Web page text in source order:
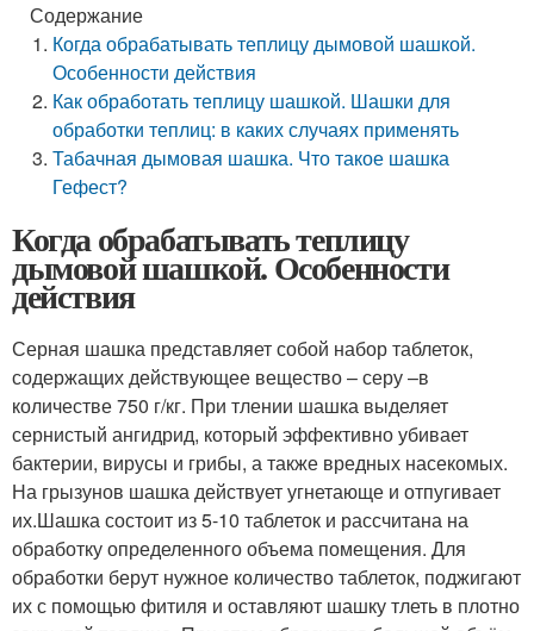
Содержание
Когда обрабатывать теплицу дымовой шашкой.
Особенности действия
Как обработать теплицу шашкой. Шашки для
обработки теплиц: в каких случаях применять
Табачная дымовая шашка. Что такое шашка
Гефест?
Когда обрабатывать теплицу
дымовой шашкой. Особенности
действия
Серная шашка представляет собой набор таблеток,
содержащих действующее вещество – серу –в
количестве 750 г/кг. При тлении шашка выделяет
сернистый ангидрид, который эффективно убивает
бактерии, вирусы и грибы, а также вредных насекомых.
На грызунов шашка действует угнетающе и отпугивает
их.Шашка состоит из 5-10 таблеток и рассчитана на
обработку определенного объема помещения. Для
обработки берут нужное количество таблеток, поджигают
их с помощью фитиля и оставляют шашку тлеть в плотно